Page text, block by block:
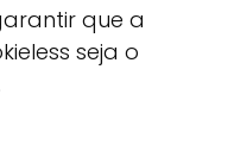
que a
seja o